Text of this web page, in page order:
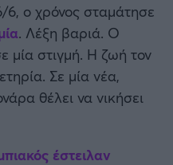
6, ο χρόνος σταμάτησε
. Λέξη βαριά. Ο
μία στιγμή. Η ζωή τον
Σε μία νέα,
θέλει να νικήσει
έστειλαν